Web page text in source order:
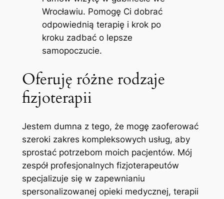
Wrocławiu. Pomogę Ci dobrać
odpowiednią terapię i krok po
kroku zadbać o lepsze
samopoczucie.
Oferuję różne rodzaje
fizjoterapii
Jestem dumna z tego, że mogę zaoferować
szeroki zakres kompleksowych usług, aby
sprostać potrzebom moich pacjentów. Mój
zespół profesjonalnych fizjoterapeutów
specjalizuje się w zapewnianiu
spersonalizowanej opieki medycznej, terapii